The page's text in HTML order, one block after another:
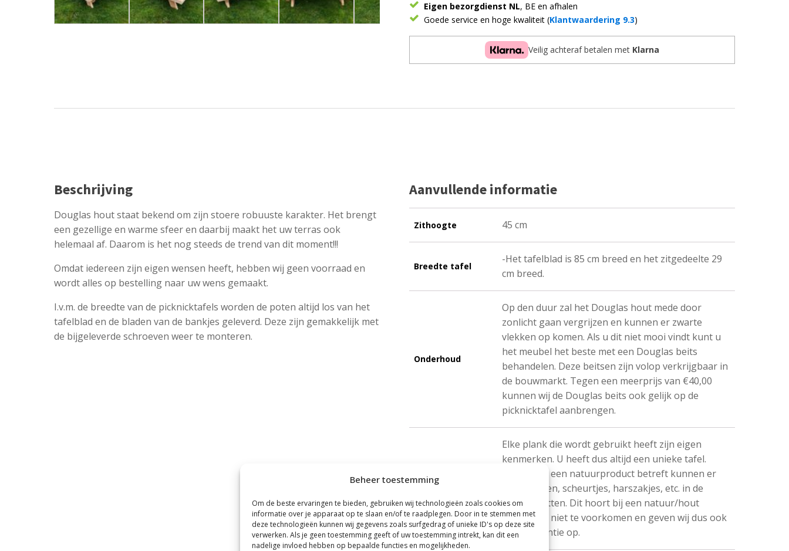
Beheer toestemming
Om de beste ervaringen te bieden, gebruiken wij technologieën zoals cookies om
informatie over je apparaat op te slaan en/of te raadplegen. Door in te stemmen met
deze technologieën kunnen wij gegevens zoals surfgedrag of unieke ID's op deze site
verwerken. Als je geen toestemming geeft of uw toestemming intrekt, kan dit een
nadelige invloed hebben op bepaalde functies en mogelijkheden.
Eigen bezorgdienst NL, BE en afhalen
Goede service en hoge kwaliteit (Klantwaardering 9.3)
Veilig achteraf betalen met Klarna
Beschrijving
Douglas hout staat bekend om zijn stoere robuuste karakter. Het brengt
een gezellige en warme sfeer en daarbij maakt het uw terras ook
helemaal af. Daarom is het nog steeds de trend van dit moment!!!
Omdat iedereen zijn eigen wensen heeft, hebben wij geen voorraad en
wordt alles op bestelling naar uw wens gemaakt.
I.v.m. de breedte van de picknicktafels worden de poten altijd los van het
tafelblad en de bladen van de bankjes geleverd. Deze zijn gemakkelijk met
de bijgeleverde schroeven weer te monteren.
Aanvullende informatie
Zithoogte 45 cm
Breedte tafel
-Het tafelblad is 85 cm breed en het zitgedeelte 29
cm breed.
Onderhoud
Op den duur zal het Douglas hout mede door
zonlicht gaan vergrijzen en kunnen er zwarte
vlekken op komen. Als u dit niet mooi vindt kunt u
het meubel het beste met een Douglas beits
behandelen. Deze beitsen zijn volop verkrijgbaar in
de bouwmarkt. Tegen een meerprijs van €40,00
kunnen wij de Douglas beits ook gelijk op de
picknicktafel aanbrengen.
Natuurproduct
Elke plank die wordt gebruikt heeft zijn eigen
kenmerken. U heeft dus altijd een unieke tafel.
Omdat het een natuurproduct betreft kunnen er
ook noesten, scheurtjes, harszakjes, etc. in de
planken zitten. Dit hoort bij een natuur/hout
product, is niet te voorkomen en geven wij dus ook
geen garantie op.